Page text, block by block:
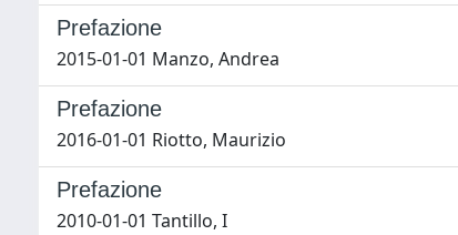
Prefazione
2015-01-01 Manzo, Andrea
Prefazione
2016-01-01 Riotto, Maurizio
Prefazione
2010-01-01 Tantillo, I